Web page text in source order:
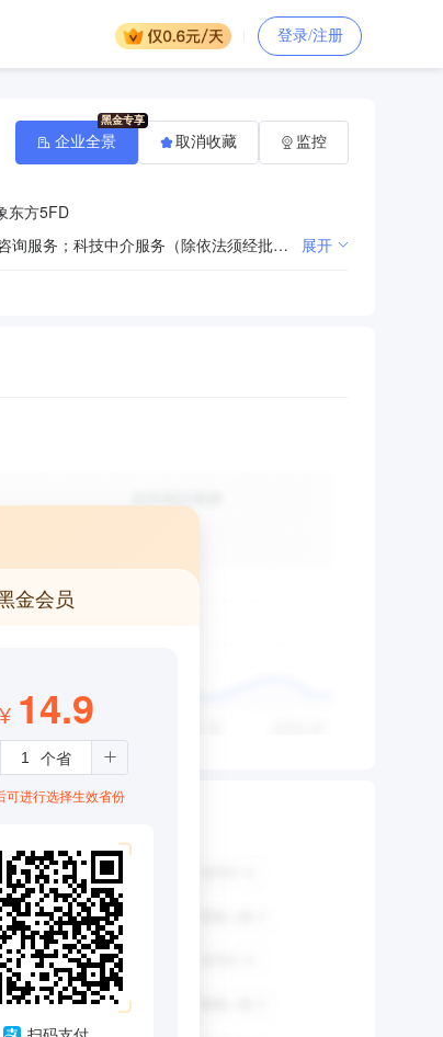
登录/注册
东方5FD
一般项目：招投标代理服务；政府采购代理服务；采购代理服务；工程管理服务；工程造价咨询业务；信息技术咨询服务；科技中介服务（除依法须经批准的项目外，凭营业执照依法自主开展经营活动） 展开
企业全景 取消收藏 监控
金会员
¥ 14.9
可进行选择生效省份